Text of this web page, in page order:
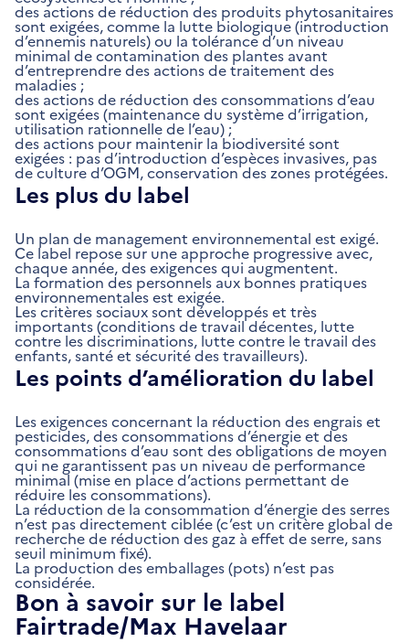
des actions de réduction des produits phytosanitaires
sont exigées, comme la lutte biologique (introduction
d’ennemis naturels) ou la tolérance d’un niveau
minimal de contamination des plantes avant
d’entreprendre des actions de traitement des
maladies ;
des actions de réduction des consommations d’eau
sont exigées (maintenance du système d’irrigation,
utilisation rationnelle de l’eau) ;
des actions pour maintenir la biodiversité sont
exigées : pas d’introduction d’espèces invasives, pas
de culture d’OGM, conservation des zones protégées.
Les plus du label
Un plan de management environnemental est exigé.
Ce label repose sur une approche progressive avec,
chaque année, des exigences qui augmentent.
La formation des personnels aux bonnes pratiques
environnementales est exigée.
Les critères sociaux sont développés et très
importants (conditions de travail décentes, lutte
contre les discriminations, lutte contre le travail des
enfants, santé et sécurité des travailleurs).
Les points d’amélioration du label
Les exigences concernant la réduction des engrais et
pesticides, des consommations d’énergie et des
consommations d’eau sont des obligations de moyen
qui ne garantissent pas un niveau de performance
minimal (mise en place d’actions permettant de
réduire les consommations).
La réduction de la consommation d’énergie des serres
n’est pas directement ciblée (c’est un critère global de
recherche de réduction des gaz à effet de serre, sans
seuil minimum fixé).
La production des emballages (pots) n’est pas
considérée.
Bon à savoir sur le label
Fairtrade/Max Havelaar